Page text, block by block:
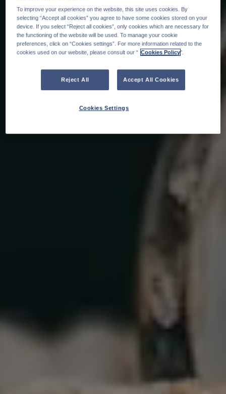
To improve your experience on the website, this site uses cookies. By
selecting “Accept all cookies” you agree to have some cookies stored on your
device. If you select “Reject all cookies”, only cookies which are necessary for
the functioning of the website will be used. To manage your cookie
preferences, click on “Cookies settings”. For more information related to the
cookies used on our website, please consult our “ Cookies Policy".
Reject All Accept All Cookies
Cookies Settings